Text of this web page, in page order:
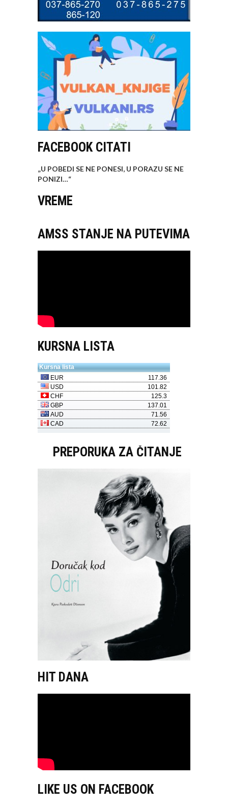
FACEBOOK CITATI
„U POBEDI SE NE PONESI, U PORAZU SE NE
PONIZI…“
VREME
AMSS STANJE NA PUTEVIMA
KURSNA LISTA
PREPORUKA ZA ČITANJE
HIT DANA
LIKE US ON FACEBOOK